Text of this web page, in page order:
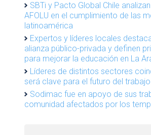
SBTi y Pacto Global Chile
AFOLU en el cumplimiento de las
latinoamérica
Expertos y líderes locales
alianza público-privada y definen
para mejorar la educación en La
Líderes de distintos sectores
será clave para el futuro del trabajo
Sodimac fue en apoyo de sus
comunidad afectados por los